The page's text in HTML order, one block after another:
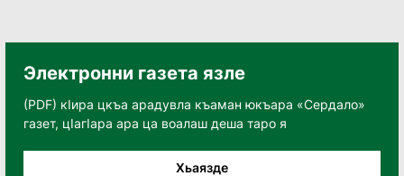
Электронни газета язле
(PDF) кӀира цкъа арадувла къаман юкъара «Сердало»
газет, цӀагӀара ара ца воалаш деша таро я
Хьаязде